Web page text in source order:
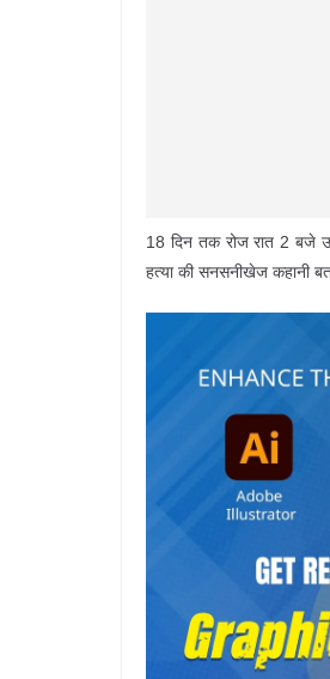
18 दिन तक रोज रात 2 बजे
हत्या की सनसनीखेज कहानी